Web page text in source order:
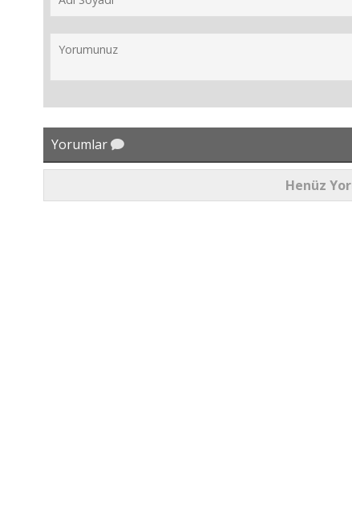
Yorumlar
Henüz